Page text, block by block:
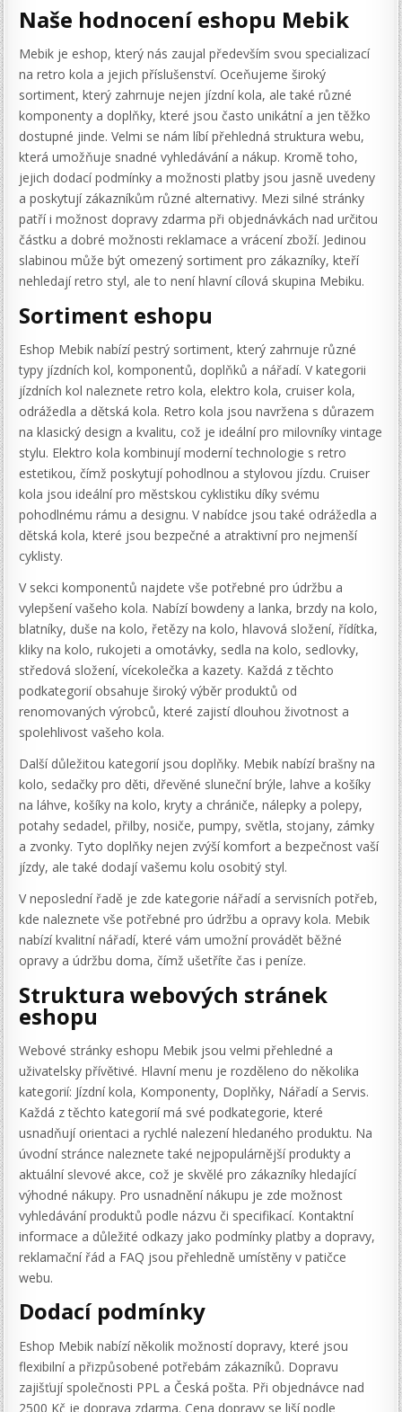
Naše hodnocení eshopu Mebik
Mebik je eshop, který nás zaujal především svou specializací
na retro kola a jejich příslušenství. Oceňujeme široký
sortiment, který zahrnuje nejen jízdní kola, ale také různé
komponenty a doplňky, které jsou často unikátní a jen těžko
dostupné jinde. Velmi se nám líbí přehledná struktura webu,
která umožňuje snadné vyhledávání a nákup. Kromě toho,
jejich dodací podmínky a možnosti platby jsou jasně uvedeny
a poskytují zákazníkům různé alternativy. Mezi silné stránky
patří i možnost dopravy zdarma při objednávkách nad určitou
částku a dobré možnosti reklamace a vrácení zboží. Jedinou
slabinou může být omezený sortiment pro zákazníky, kteří
nehledají retro styl, ale to není hlavní cílová skupina Mebiku.
Sortiment eshopu
Eshop Mebik nabízí pestrý sortiment, který zahrnuje různé
typy jízdních kol, komponentů, doplňků a nářadí. V kategorii
jízdních kol naleznete retro kola, elektro kola, cruiser kola,
odrážedla a dětská kola. Retro kola jsou navržena s důrazem
na klasický design a kvalitu, což je ideální pro milovníky vintage
stylu. Elektro kola kombinují moderní technologie s retro
estetikou, čímž poskytují pohodlnou a stylovou jízdu. Cruiser
kola jsou ideální pro městskou cyklistiku díky svému
pohodlnému rámu a designu. V nabídce jsou také odrážedla a
dětská kola, které jsou bezpečné a atraktivní pro nejmenší
cyklisty.
V sekci komponentů najdete vše potřebné pro údržbu a
vylepšení vašeho kola. Nabízí bowdeny a lanka, brzdy na kolo,
blatníky, duše na kolo, řetězy na kolo, hlavová složení, řídítka,
kliky na kolo, rukojeti a omotávky, sedla na kolo, sedlovky,
středová složení, vícekolečka a kazety. Každá z těchto
podkategorií obsahuje široký výběr produktů od
renomovaných výrobců, které zajistí dlouhou životnost a
spolehlivost vašeho kola.
Další důležitou kategorií jsou doplňky. Mebik nabízí brašny na
kolo, sedačky pro děti, dřevěné sluneční brýle, lahve a košíky
na láhve, košíky na kolo, kryty a chrániče, nálepky a polepy,
potahy sedadel, přilby, nosiče, pumpy, světla, stojany, zámky
a zvonky. Tyto doplňky nejen zvýší komfort a bezpečnost vaší
jízdy, ale také dodají vašemu kolu osobitý styl.
V neposlední řadě je zde kategorie nářadí a servisních potřeb,
kde naleznete vše potřebné pro údržbu a opravy kola. Mebik
nabízí kvalitní nářadí, které vám umožní provádět běžné
opravy a údržbu doma, čímž ušetříte čas i peníze.
Struktura webových stránek
eshopu
Webové stránky eshopu Mebik jsou velmi přehledné a
uživatelsky přívětivé. Hlavní menu je rozděleno do několika
kategorií: Jízdní kola, Komponenty, Doplňky, Nářadí a Servis.
Každá z těchto kategorií má své podkategorie, které
usnadňují orientaci a rychlé nalezení hledaného produktu. Na
úvodní stránce naleznete také nejpopulárnější produkty a
aktuální slevové akce, což je skvělé pro zákazníky hledající
výhodné nákupy. Pro usnadnění nákupu je zde možnost
vyhledávání produktů podle názvu či specifikací. Kontaktní
informace a důležité odkazy jako podmínky platby a dopravy,
reklamační řád a FAQ jsou přehledně umístěny v patičce
webu.
Dodací podmínky
Eshop Mebik nabízí několik možností dopravy, které jsou
flexibilní a přizpůsobené potřebám zákazníků. Dopravu
zajišťují společnosti PPL a Česká pošta. Při objednávce nad
2500 Kč je doprava zdarma. Cena dopravy se liší podle